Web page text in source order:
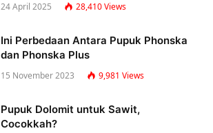
24 April 2025 28,410Views
Ini Perbedaan Antara Pupuk Phonska
dan Phonska Plus
15 November 2023 9,981 Views
Pupuk Dolomit untuk Sawit,
Cocokkah?